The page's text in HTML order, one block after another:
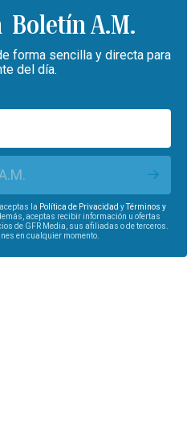
Boletín A.M.
forma sencilla y directa para
del día.
la Política de Privacidad yTérminos y
aceptas recibir información u ofertas
de GFR Media, sus afiliadas o de terceros.
en cualquier momento.